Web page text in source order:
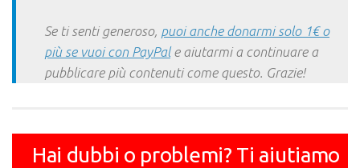
Se ti senti generoso, puoi anche donarmi solo 1€ o
più se vuoi con PayPale aiutarmi a continuare a
pubblicare più contenuti come questo. Grazie!
Hai dubbi o problemi? Ti aiutiamo